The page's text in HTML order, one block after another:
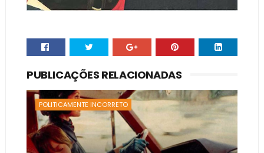
PUBLICAÇÕES RELACIONADAS
POLITICAMENTE INCORRETO